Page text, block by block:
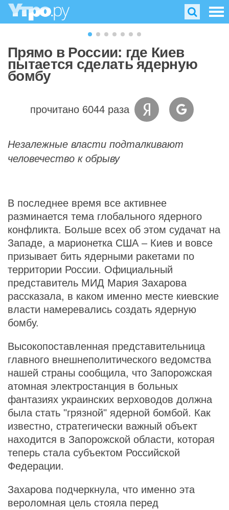
Прямо в России: где Киев
пытается сделать ядерную
бомбу
прочитано 6044 раза
Незалежные власти подталкивают
человечество к обрыву
В последнее время все активнее
разминается тема глобального ядерного
конфликта. Больше всех об этом судачат на
Западе, а марионетка США – Киев и вовсе
призывает бить ядерными ракетами по
территории России. Официальный
представитель МИД Мария Захарова
рассказала, в каком именно месте киевские
власти намеревались создать ядерную
бомбу.
Высокопоставленная представительница
главного внешнеполитического ведомства
нашей страны сообщила, что Запорожская
атомная электростанция в больных
фантазиях украинских верховодов должна
была стать "грязной" ядерной бомбой. Как
известно, стратегически важный объект
находится в Запорожской области, которая
теперь стала субъектом Российской
Федерации.
Захарова подчеркнула, что именно эта
вероломная цель стояла перед